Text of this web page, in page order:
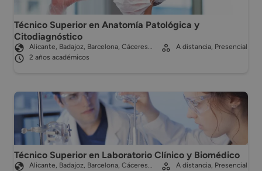
Técnico Superior en Anatomía Patológica y
Citodiagnóstico
Alicante, Badajoz, Barcelona, Cáceres…
2 años académicos
A distancia, Presencial
Técnico Superior en Laboratorio Clínico y Biomédico
Alicante, Badajoz, Barcelona, Cáceres…
A distancia, Presencial